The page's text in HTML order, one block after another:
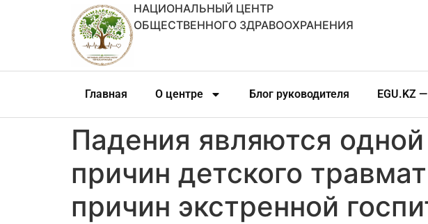
НАЦИОНАЛЬНЫЙ ЦЕНТР
ОБЩЕСТВЕННОГО ЗДРАВООХРАНЕНИЯ
Главная О центре Блог руководителя EGU.KZ
Падения являются
причин детского
причин экстренной